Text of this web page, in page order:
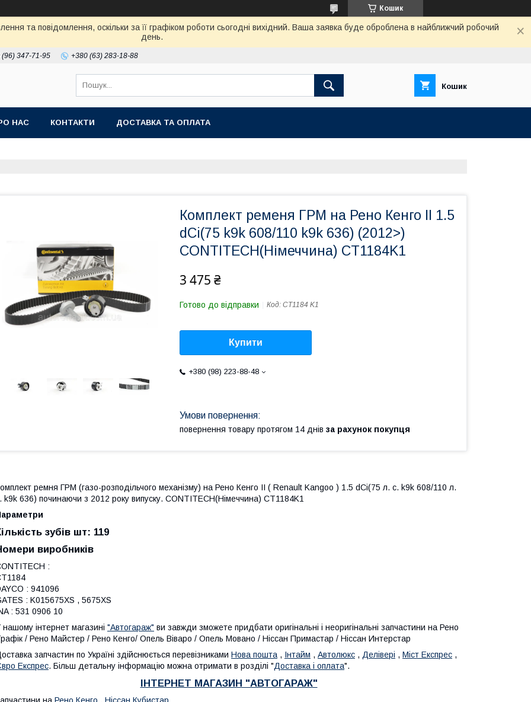
Кошик
та повідомлення, оскільки за її графіком роботи сьогодні вихідний. Ваша заявка буде оброблена в найближчий робочий
день.
(96) 347-71-95 +380 (63) 283-18-88
Кошик
НАС КОНТАКТИ ДОСТАВКА ТА ОПЛАТА
Комплект ременя ГРМ на Рено Кенго II 1.5
dCi(75 k9k 608/110 k9k 636) (2012>)
CONTITECH(Німеччина) CT1184K1
3 475 ₴
Готово до відправки Код: CT1184 K1
Купити
+380 (98) 223-88-48
повернення товару протягом 14 днів за рахунок покупця
ремня ГРМ (газо-розподільчого механізму) на Рено Кенго II ( Renault Kangoo ) 1.5 dCi(75 л. с. k9k 608/110 л.
k9k 636) починаючи з 2012 року випуску. CONTITECH(Німеччина) CT1184K1
зубів шт: 119
виробників
:
: 941096
: K015675XS , 5675XS
: 531 0906 10
нашому інтернет магазині "Автогараж" ви завжди зможете придбати оригінальні і неоригінальні запчастини на Рено
/ Рено Майстер / Рено Кенго/ Опель Віваро / Опель Мовано / Ніссан Примастар / Ніссан Интерстар
запчастин по Україні здійснюється перевізниками Нова пошта , Інтайм , Автолюкс , Делівері , Міст Експрес ,
Експрес. Більш детальну інформацію можна отримати в розділі "Доставка і оплата".
ІНТЕРНЕТ МАГАЗИН "АВТОГАРАЖ"
на Рено Кенго , Ніссан Кубистар